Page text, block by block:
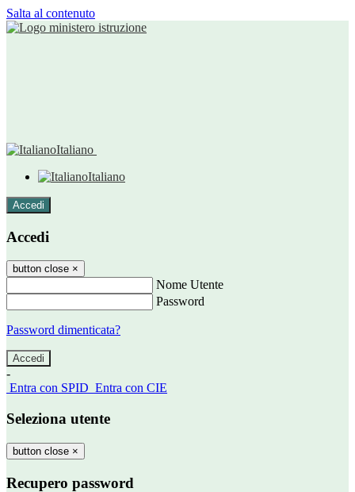
Salta al contenuto
Italiano
Italiano
Accedi
Accedi
button close ×
Nome Utente
Password
Password dimenticata?
-
Entra con SPID Entra con CIE
Seleziona utente
button close ×
Recupero password